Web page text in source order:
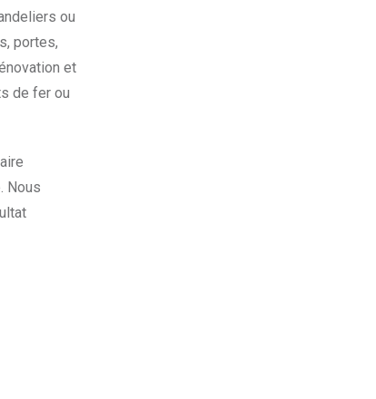
ou
portes,
et
de fer ou
Nous